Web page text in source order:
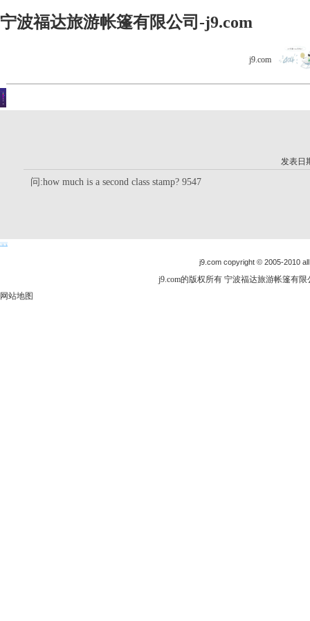
宁波福达旅游帐篷有限公司-j9.com
j9.com
发表日
问:how much is a second class stamp? 9547
j9.com copyright © 2005-2010
j9.com的版权所有 宁波福达旅游帐篷有
网站地图